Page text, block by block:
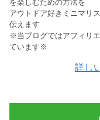
を楽しむための方法を
アウトドア好きミニマリ
伝えます
※当ブログではアフィリ
ています※
詳し